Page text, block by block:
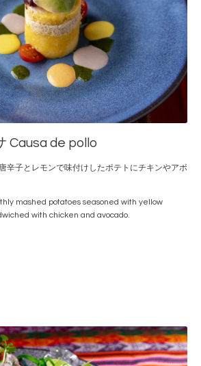
Causa de pollo
辛子とレモンで味付けしたポテトにチキンやアボ
mashed potatoes seasoned with yellow
with chicken and avocado.